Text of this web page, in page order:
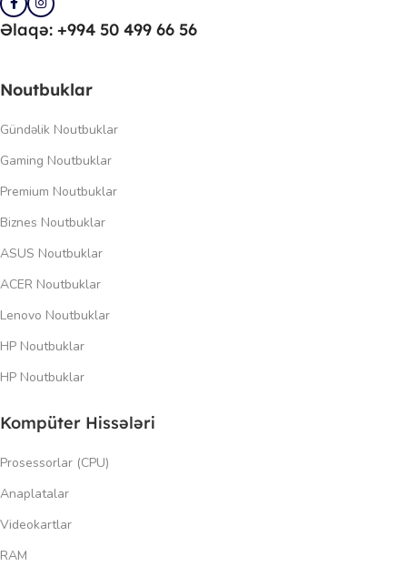
Əlaqə: +994 50 499 66 56
Noutbuklar
Gündəlik Noutbuklar
Gaming Noutbuklar
Premium Noutbuklar
Biznes Noutbuklar
ASUS Noutbuklar
ACER Noutbuklar
Lenovo Noutbuklar
HP Noutbuklar
HP Noutbuklar
Kompüter Hissələri
Prosessorlar (CPU)
Anaplatalar
Videokartlar
RAM